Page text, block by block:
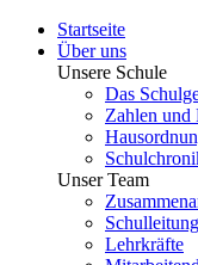
Startseite
Über uns
Unsere Schule
Das
Zahlen und
Unser Team
Schulleitung
Lehrkräfte